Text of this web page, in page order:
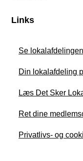
Links
Se
Din lokalafdeling
Læs Det Sker
Ret dine
Privatlivs- og